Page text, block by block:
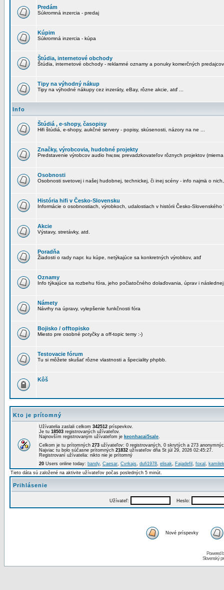
Predám
Súkromná inzercia - predaj
Kúpim
Súkromná inzercia - kúpa
Štúdia, internetové obchody
Štúdia, internetové obchody - reklamné oznamy a ponuky komerčných predajcov
Tipy na výhodný nákup
Tipy na výhodné nákupy cez inzeráty, eBay, rôzne akcie, atď ...
Info
Štúdiá , e-shopy, časopisy
Hifi štúdiá, e-shopy, aukčné servery - popisy, skúsenosti, názory na ne ...
Značky, výrobcovia, hudobné projekty
Predstavenie výrobcov audio hw,sw, prevadzkovateľov rôznych projektov
Osobnosti
Osobnosti svetovej i našej hudobnej, technickej, či inej scény - info najmä o
História hifi v Česko-Slovensku
Informácie o osobnostiach, výrobkoch, udalostiach v histórii Česko-Slovenského
Akcie
Výstavy, stretávky, atd.
Poradňa
Žiadosti o rady napr. ku kúpe, netýkajúce sa konkretných výrobkov, atď
Oznamy
Info týkajúce sa rozbehu fóra, jeho počiatočného dolaďovania, úprav i
Námety
Návrhy na úpravy, vylepšenie funkčnosti fóra
Bojisko / offtopisko
Miesto pre osobné potyčky a off-topic temy :-)
Testovacie fórum
Tu si môžete skušať rôzne vlastnosti a špeciality phpbb.
Kôš
Kto je prítomný
Užívatelia zaslali celkom 342512 príspevkov.
Je tu 18503 registrovaných užívateľov.
Najnovším registrovaným užívateľom je keonhacai5sale.
Celkom je tu prítomných 273 užívateľov: 0 registrovaných, 0 skrytých a 273
Najviac tu bolo súčasne prítomných 21832 užívateľov dňa St júl 29, 2026 02:45:27.
Registrovaní užívatelia: nikto nie je prítomný
20 Users online today: bandy, Caesar, Cvrkajs, dufi1978, elisak, Fajadefil , foxal ,
Tieto dáta sú založené na aktivite užívateľov počas posledných 5 minút.
Prihlásenie
Užívateľ: Heslo:
Nové príspevky
Powered
Slovenský